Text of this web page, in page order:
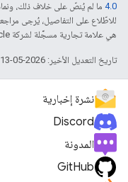
4.0‏ ما لم يُنصّ على خلاف ذلك،
للاطّلاع على التفاصيل، يُرجى
هي علامة تجارية مسجَّلة لشركة Oracle و/أو شركائها التابعين.
تاريخ التعديل الأخير: 2026-05-13 (حسب التوقيت العالمي المتفَّق عليه)
نشرة إخبارية
Discord
المدونة
GitHub